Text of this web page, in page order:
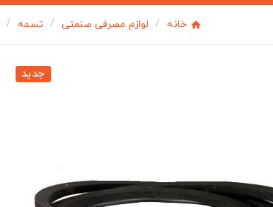
خانه لوازم مصرفی صنعتی تسمه
جدید